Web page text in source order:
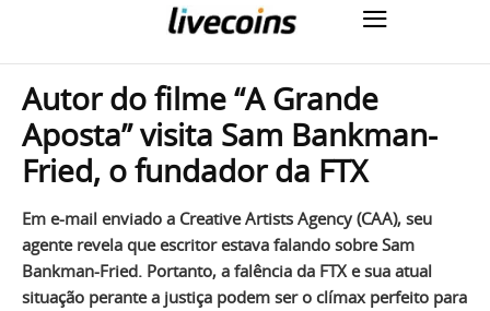
Autor do filme “A Grande
Aposta” visita Sam Bankman-
Fried, o fundador da FTX
Em e-mail enviado a Creative Artists Agency (CAA), seu
agente revela que escritor estava falando sobre Sam
Bankman-Fried. Portanto, a falência da FTX e sua atual
situação perante a justiça podem ser o clímax perfeito para